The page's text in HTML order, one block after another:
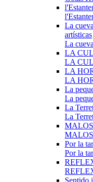
La
artísticas
La
LA
LA
LA
LA
La
La
La
La
Por la
Por la